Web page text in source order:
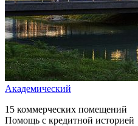
Академический
15 коммерческих помещений
Помощь с кредитной историей